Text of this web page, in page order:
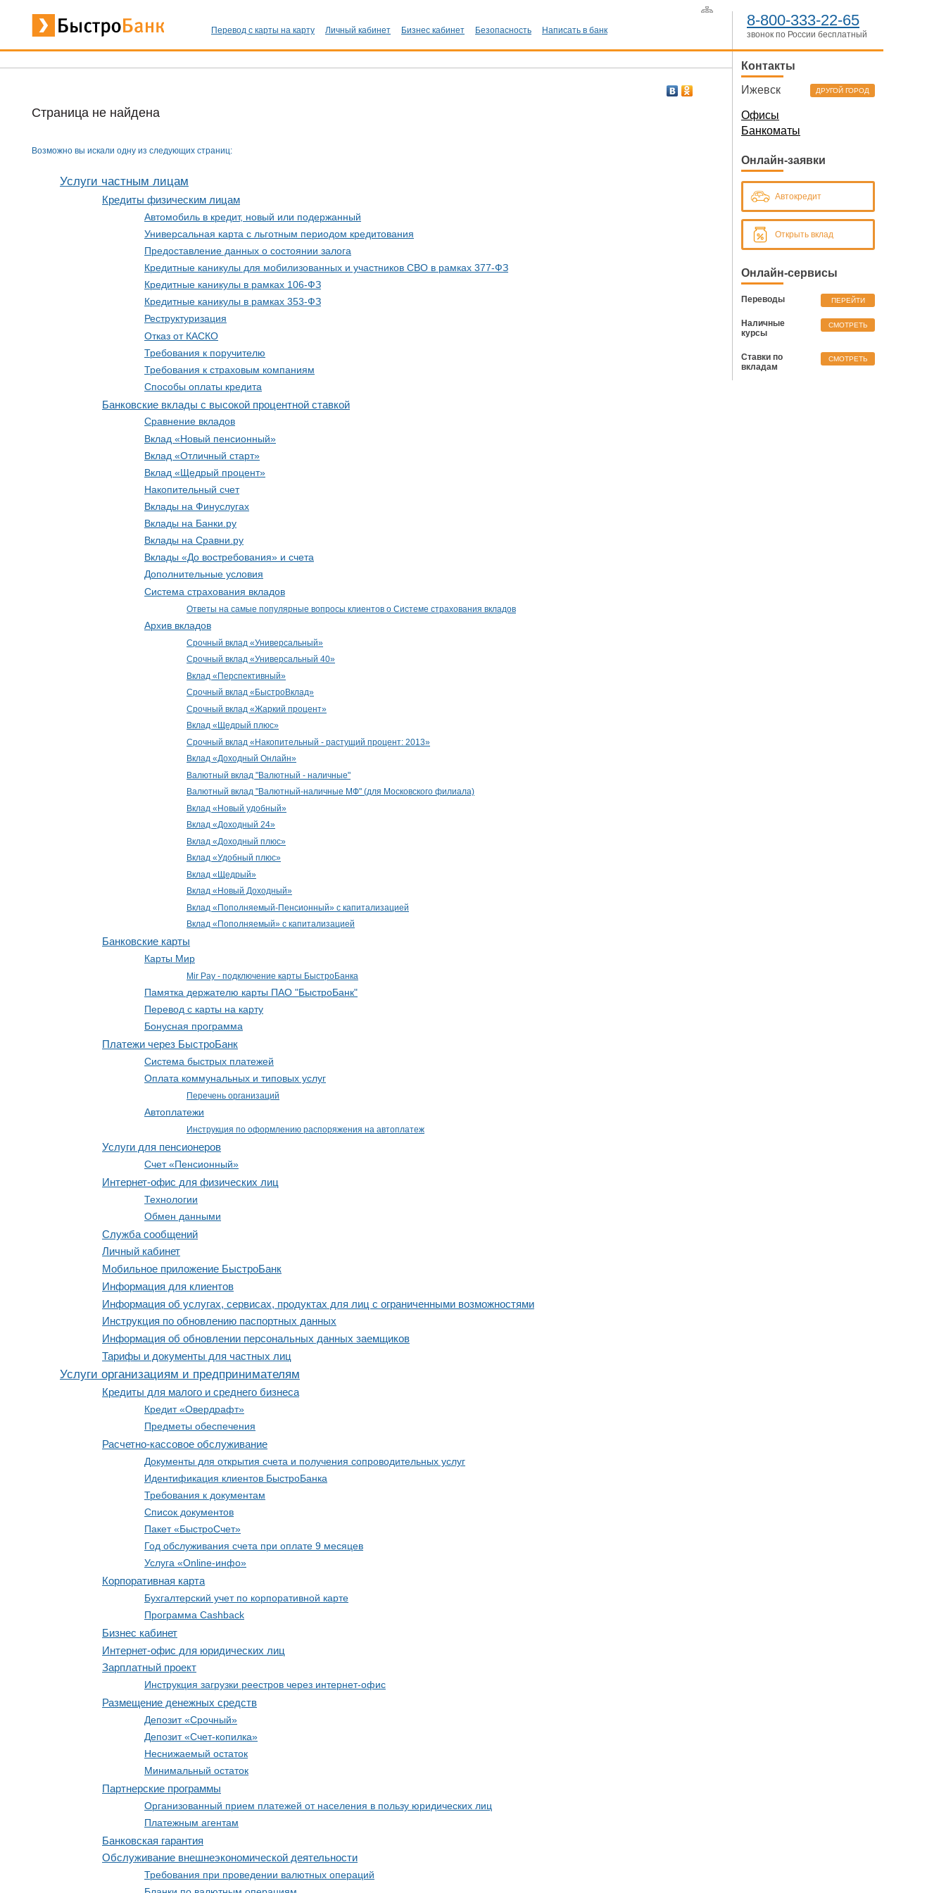
Перевод с карты на карту Личный кабинет Бизнес кабинет Безопасность Написать в банк
8-800-333-22-65
звонок по России бесплатный
Страница не найдена
Возможно вы искали одну из следующих страниц:
Услуги частным лицам
Кредиты физическим лицам
Автомобиль в кредит, новый или подержанный
Универсальная карта с льготным периодом кредитования
Предоставление данных о состоянии залога
Кредитные каникулы для мобилизованных и участников СВО в рамках 377-ФЗ
Кредитные каникулы в рамках 106-ФЗ
Кредитные каникулы в рамках 353-ФЗ
Реструктуризация
Отказ от КАСКО
Требования к поручителю
Требования к страховым компаниям
Способы оплаты кредита
Банковские вклады с высокой процентной ставкой
Сравнение вкладов
Вклад «Новый пенсионный»
Вклад «Отличный старт»
Вклад «Щедрый процент»
Накопительный счет
Вклады на Финуслугах
Вклады на Банки.ру
Вклады на Сравни.ру
Вклады «До востребования» и счета
Дополнительные условия
Система страхования вкладов
Ответы на самые популярные вопросы клиентов о Системе страхования вкладов
Архив вкладов
Срочный вклад «Универсальный»
Срочный вклад «Универсальный 40»
Вклад «Перспективный»
Срочный вклад «БыстроВклад»
Срочный вклад «Жаркий процент»
Вклад «Щедрый плюс»
Срочный вклад «Накопительный - растущий процент: 2013»
Вклад «Доходный Онлайн»
Валютный вклад "Валютный - наличные"
Валютный вклад "Валютный-наличные МФ" (для Московского филиала)
Вклад «Новый удобный»
Вклад «Доходный 24»
Вклад «Доходный плюс»
Вклад «Удобный плюс»
Вклад «Щедрый»
Вклад «Новый Доходный»
Вклад «Пополняемый-Пенсионный» с капитализацией
Вклад «Пополняемый» с капитализацией
Банковские карты
Карты Мир
Mir Pay - подключение карты БыстроБанка
Памятка держателю карты ПАО "БыстроБанк"
Перевод с карты на карту
Бонусная программа
Платежи через БыстроБанк
Система быстрых платежей
Оплата коммунальных и типовых услуг
Перечень организаций
Автоплатежи
Инструкция по оформлению распоряжения на автоплатеж
Услуги для пенсионеров
Счет «Пенсионный»
Интернет-офис для физических лиц
Технологии
Обмен данными
Служба сообщений
Личный кабинет
Мобильное приложение БыстроБанк
Информация для клиентов
Информация об услугах, сервисах, продуктах для лиц с ограниченными возможностями
Инструкция по обновлению паспортных данных
Информация об обновлении персональных данных заемщиков
Тарифы и документы для частных лиц
Услуги организациям и предпринимателям
Кредиты для малого и среднего бизнеса
Кредит «Овердрафт»
Предметы обеспечения
Расчетно-кассовое обслуживание
Документы для открытия счета и получения сопроводительных услуг
Идентификация клиентов БыстроБанка
Требования к документам
Список документов
Пакет «БыстроСчет»
Год обслуживания счета при оплате 9 месяцев
Услуга «Online-инфо»
Корпоративная карта
Бухгалтерский учет по корпоративной карте
Программа Cashback
Бизнес кабинет
Интернет-офис для юридических лиц
Зарплатный проект
Инструкция загрузки реестров через интернет-офис
Размещение денежных средств
Депозит «Срочный»
Депозит «Счет-копилка»
Неснижаемый остаток
Минимальный остаток
Партнерские программы
Организованный прием платежей от населения в пользу юридических лиц
Платежным агентам
Банковская гарантия
Обслуживание внешнеэкономической деятельности
Требования при проведении валютных операций
Контакты
Ижевск
ДРУГОЙ ГОРОД
Офисы
Банкоматы
Онлайн-заявки
Автокредит
Открыть вклад
Онлайн-сервисы
Переводы ПЕРЕЙТИ
Наличные
курсы
CМОТРЕТЬ
Ставки по
вкладам
CМОТРЕТЬ